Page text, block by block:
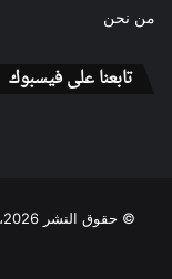
من نحن
تابعنا على فيسبوك
© حقوق النشر 2026، جميع الحقوق محفوظة |